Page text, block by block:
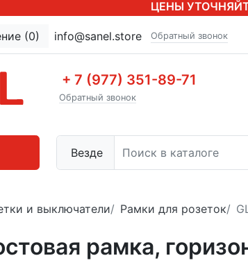
ЦЕНЫ
(0) info@sanel.store Обратный звонок
+ 7 (977) 351-89-71
Обратный звонок
Везде
и выключатели Рамки для розеток
рамка,